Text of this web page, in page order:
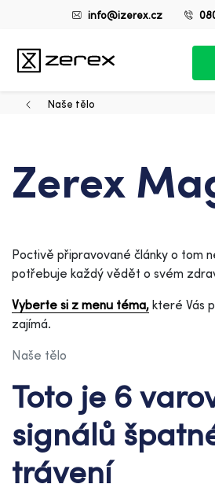
info@izerex.cz
Naše tělo
Zerex
Poctivě připravované články o tom
potřebuje každý vědět o svém
Vyberte si z menu téma, které Vás
zajímá.
Naše tělo
Toto je 6
signálů
trávení